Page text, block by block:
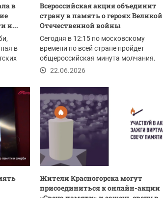
в
и...
в
Всероссийская акция объединит
страну в память о героях Великой
Отечественной войны
Сегодня в 12:15 по московскому
времени по всей стране пройдет
общероссийская минута молчания.
22.06.2026
Жители Красногорска могут
присоединиться к онлайн-акции